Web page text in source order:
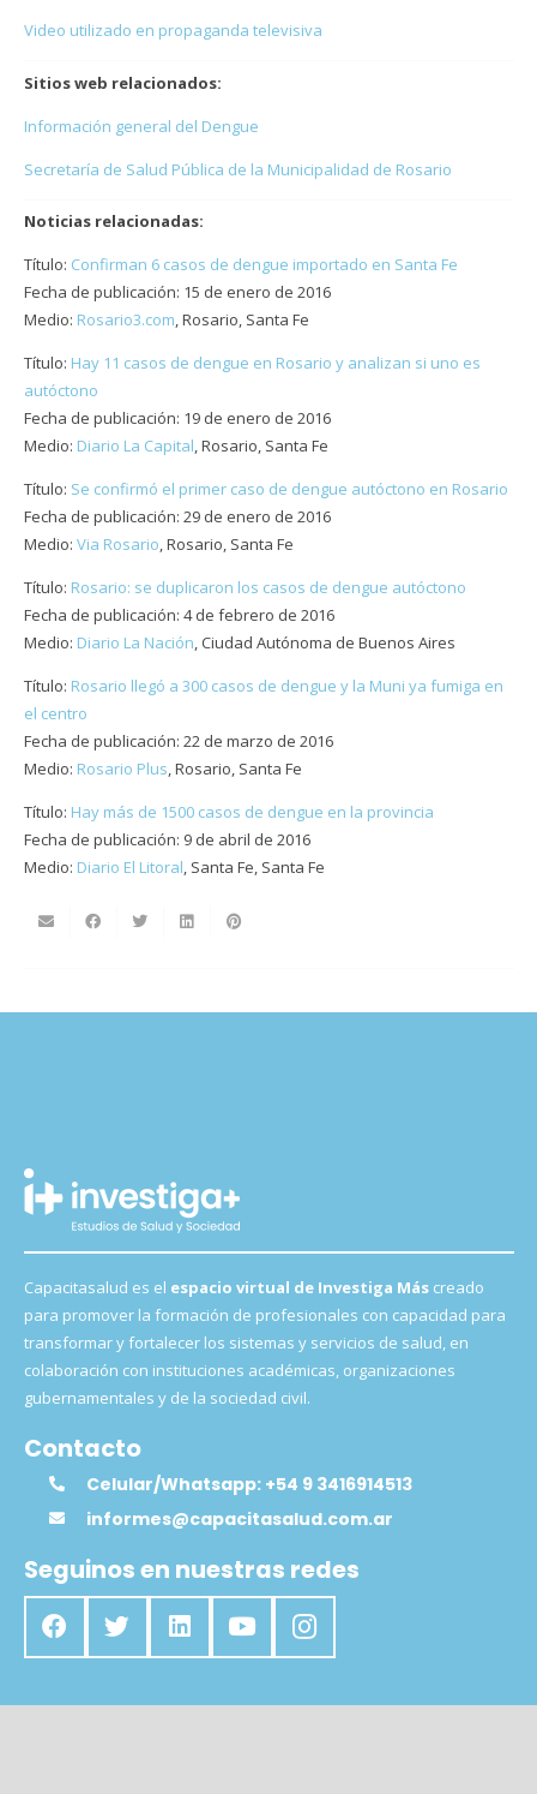
Video utilizado en propaganda televisiva
Sitios web relacionados:
Información general del Dengue
Secretaría de Salud Pública de la Municipalidad de Rosario
Noticias relacionadas:
Título: Confirman 6 casos de dengue importado en Santa Fe
Fecha de publicación: 15 de enero de 2016
Medio: Rosario3.com, Rosario, Santa Fe
Título: Hay 11 casos de dengue en Rosario y analizan si uno es
autóctono
Fecha de publicación: 19 de enero de 2016
Medio: Diario La Capital, Rosario, Santa Fe
Título: Se confirmó el primer caso de dengue autóctono en Rosario
Fecha de publicación: 29 de enero de 2016
Medio: Via Rosario, Rosario, Santa Fe
Título: Rosario: se duplicaron los casos de dengue autóctono
Fecha de publicación: 4 de febrero de 2016
Medio: Diario La Nación, Ciudad Autónoma de Buenos Aires
Título: Rosario llegó a 300 casos de dengue y la Muni ya fumiga en
el centro
Fecha de publicación: 22 de marzo de 2016
Medio: Rosario Plus, Rosario, Santa Fe
Título: Hay más de 1500 casos de dengue en la provincia
Fecha de publicación: 9 de abril de 2016
Medio: Diario El Litoral, Santa Fe, Santa Fe
Capacitasalud es el espacio virtual de Investiga Máscreado
para promover la formación de profesionales con capacidad para
transformar y fortalecer los sistemas y servicios de salud, en
colaboración con instituciones académicas, organizaciones
gubernamentales y de la sociedad civil.
Contacto
Celular/Whatsapp: +54 9 3416914513
informes@capacitasalud.com.ar
Seguinos en nuestras redes